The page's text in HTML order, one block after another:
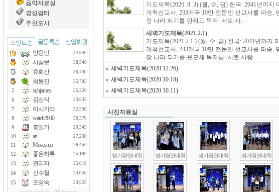
음악자료실
경성쉼터
추천도서
포인트순 글등록순
신입회원
양용민
42,630
서삼문 38,540
휴화산 36,430
최동진 35,705
5 suhjames 35,220
6 김상식 33,835
7 이사가랴 32,330
8 watch2000 30,370
9 홍일기 29,345
10 an 27,230
11 Mosesmo 26,450
12 좋은하루 25,180
13 관리자 25,010
14 신수철 24,050
15 조영숙 23,925
기도제목(2026. 8. 3) (월, 수, 금) 한국: 2041년까지
개척선교사, 233개국 10만 전문인 선교사를 파송,
장 나라 되기를 란워드 목자: 서로 사..
새벽기도제목(2021.2.1)
기도제목(2021.2.1.) (월, 수, 금) 한국: 2041년까지
개척선교사, 233개국 10만 전문인 선교사를 파송,
장 나라 되기를 윤모세 목자님: 서로 사랑..
새벽기도제목(2020.12.26)
새벽기도제목(2020.10.18)
새벽기도제목(2020.10.11)
사진자료실
성가경연대회 성가경연대회 성가경연대회 성가경연대회